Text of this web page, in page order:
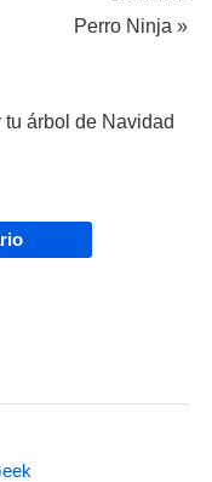
Perro Ninja »
árbol de Navidad